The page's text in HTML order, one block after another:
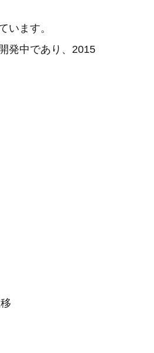
います。
発中であり、2015